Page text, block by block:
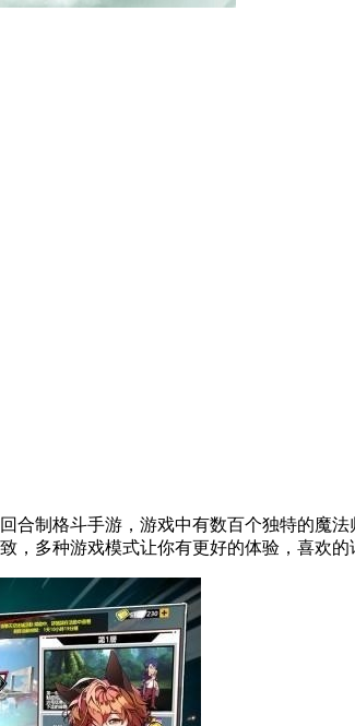
合制格斗手游，游戏中有数百个独特的魔
，多种游戏模式让你有更好的体验，喜欢的